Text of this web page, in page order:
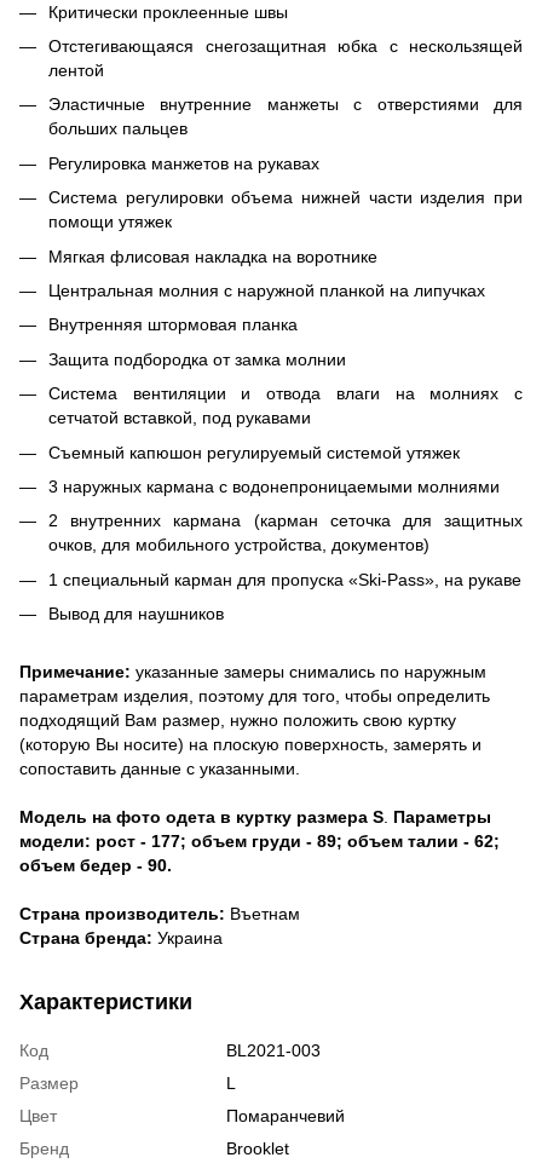
Критически проклеенные швы
Отстегивающаяся снегозащитная юбка с нескользящей
лентой
Эластичные внутренние манжеты с отверстиями для
больших пальцев
Регулировка манжетов на рукавах
Система регулировки объема нижней части изделия при
помощи утяжек
Мягкая флисовая накладка на воротнике
Центральная молния с наружной планкой на липучках
Внутренняя штормовая планка
Защита подбородка от замка молнии
Система вентиляции и отвода влаги на молниях с
сетчатой вставкой, под рукавами
Съемный капюшон регулируемый системой утяжек
3 наружных кармана с водонепроницаемыми молниями
2 внутренних кармана (карман сеточка для защитных
очков, для мобильного устройства, документов)
1 специальный карман для пропуска «Ski-Pass», на рукаве
Вывод для наушников
Примечание: указанные замеры снимались по наружным
параметрам изделия, поэтому для того, чтобы определить
подходящий Вам размер, нужно положить свою куртку
(которую Вы носите) на плоскую поверхность, замерять и
сопоставить данные с указанными.
Модель на фото одета в куртку размера S. Параметры
модели: рост - 177; объем груди - 89; объем талии - 62;
объем бедер - 90.
Страна производитель: Въетнам
Страна бренда: Украина
Характеристики
Код
BL2021-003
Размер
L
Цвет
Помаранчевий
Бренд
Brooklet